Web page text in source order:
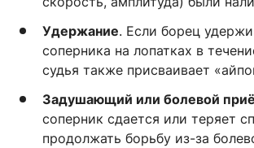
Удержание. Если борец
соперника на лопатках в
судья также присваивает
Задушающий или болевой
соперник сдается или теряет
продолжать борьбу из-за